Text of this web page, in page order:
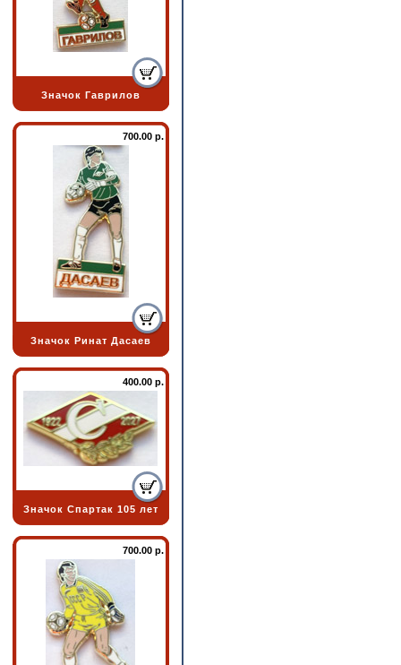
Значок Гаврилов
700.00 р.
Значок Ринат Дасаев
400.00 р.
Значок Спартак 105 лет
700.00 р.